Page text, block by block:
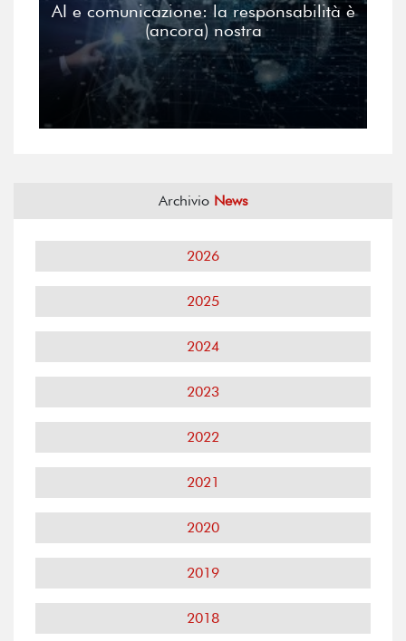
AI e comunicazione: la responsabilità è
(ancora) nostra
Archivio News
2026
2025
2024
2023
2022
2021
2020
2019
2018